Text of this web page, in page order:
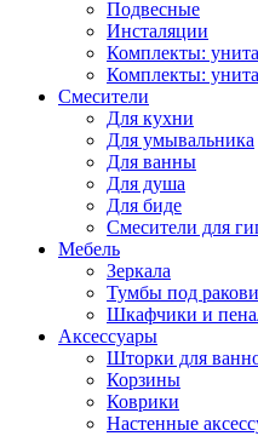
Подвесные
Инсталяции
Комплекты:
Комплекты:
Смесители
Для кухни
Для умывальника
Для ванны
Для душа
Для биде
Смесители для
Мебель
Зеркала
Тумбы под
Шкафчики и
Аксессуары
Шторки для
Корзины
Коврики
Настенные